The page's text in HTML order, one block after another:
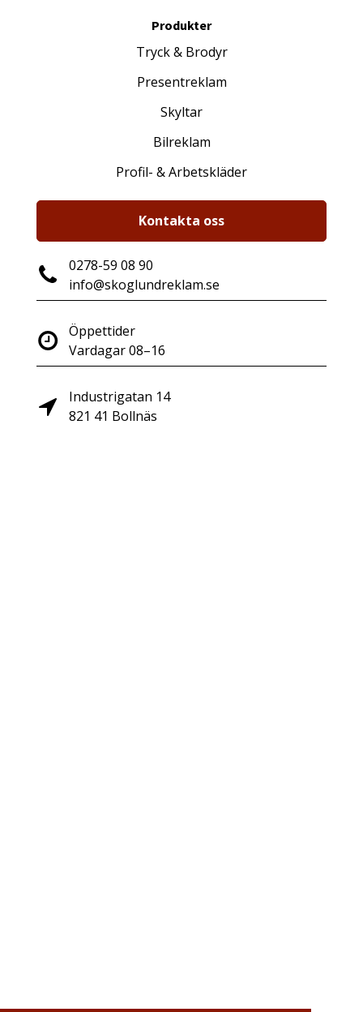
Produkter
Tryck & Brodyr
Presentreklam
Skyltar
Bilreklam
Profil- & Arbetskläder
Kontakta oss
0278-59 08 90
info@skoglundreklam.se
Öppettider
Vardagar 08–16
Industrigatan 14
821 41 Bollnäs